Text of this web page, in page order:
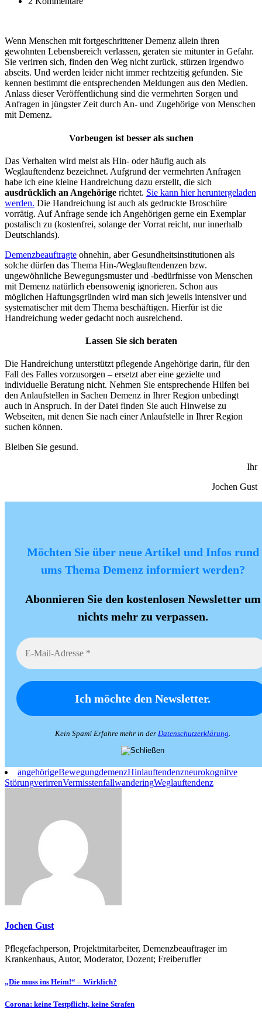
Wenn Menschen mit fortgeschrittener Demenz allein ihren
gewohnten Lebensbereich verlassen, geraten sie mitunter in Gefahr.
Sie verirren sich, finden den Weg nicht zurück, stürzen irgendwo
abseits. Und werden leider nicht immer rechtzeitig gefunden. Sie
kennen bestimmt die entsprechenden Meldungen aus den Medien.
Anlass dieser Veröffentlichung sind die vermehrten Sorgen und
Anfragen in jüngster Zeit durch An- und Zugehörige von Menschen
mit Demenz.
Vorbeugen ist besser als suchen
Das Verhalten wird meist als Hin- oder häufig auch als
Weglauftendenz bezeichnet. Aufgrund der vermehrten Anfragen
habe ich eine kleine Handreichung dazu erstellt, die sich
ausdrücklich an Angehörige richtet. Sie kann hier heruntergeladen
werden. Die Handreichung ist auch als gedruckte Broschüre
vorrätig. Auf Anfrage sende ich Angehörigen gerne ein Exemplar
postalisch zu (kostenfrei, solange der Vorrat reicht, nur innerhalb
Deutschlands).
Demenzbeauftragte ohnehin, aber Gesundheitsinstitutionen als
solche dürfen das Thema Hin-/Weglauftendenzen bzw.
ungewöhnliche Bewegungsmuster und -bedürfnisse von Menschen
mit Demenz natürlich ebensowenig ignorieren. Schon aus
möglichen Haftungsgründen wird man sich jeweils intensiver und
systematischer mit dem Thema beschäftigen. Hierfür ist die
Handreichung weder gedacht noch ausreichend.
Lassen Sie sich beraten
Die Handreichung unterstützt pflegende Angehörige darin, für den
Fall des Falles vorzusorgen – ersetzt aber eine gezielte und
individuelle Beratung nicht. Nehmen Sie entsprechende Hilfen bei
den Anlaufstellen in Sachen Demenz in Ihrer Region unbedingt
auch in Anspruch. In der Datei finden Sie auch Hinweise zu
Webseiten, mit denen Sie nach einer Anlaufstelle in Ihrer Region
suchen können.
Bleiben Sie gesund.
Ihr
Jochen Gust
Möchten Sie über neue Artikel und Infos rund
ums Thema Demenz informiert werden?
Abonnieren Sie den kostenlosen Newsletter um
nichts mehr zu verpassen.
Kein Spam! Erfahre mehr in der Datenschutzerklärung.
angehörigeBewegungdemenzHinlauftendenzneurokognitve
StörungverirrenVermisstenfallwanderingWeglauftendenz
Jochen Gust
Pflegefachperson, Projektmitarbeiter, Demenzbeauftrager im
Krankenhaus, Autor, Moderator, Dozent; Freiberufler
Beitragsnavigation
„Die muss ins Heim!“ – Wirklich?
Corona: keine Testpflicht, keine Strafen